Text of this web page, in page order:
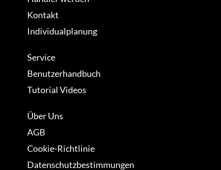
Kontakt
Individualplanung
Service
Benutzerhandbuch
Tutorial Videos
Über Uns
AGB
Cookie-Richtlinie
Datenschutzbestimmungen